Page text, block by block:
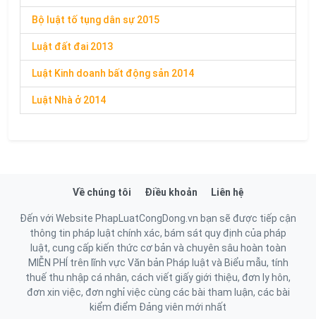
Bộ luật tố tụng dân sự 2015
Luật đất đai 2013
Luật Kinh doanh bất động sản 2014
Luật Nhà ở 2014
Về chúng tôi Điều khoản Liên hệ
Đến với Website PhapLuatCongDong.vn bạn sẽ được tiếp cận
thông tin pháp luật chính xác, bám sát quy định của pháp
luật, cung cấp kiến thức cơ bản và chuyên sâu hoàn toàn
MIỄN PHÍ trên lĩnh vực Văn bản Pháp luật và Biểu mẫu, tính
thuế thu nhập cá nhân, cách viết giấy giới thiệu, đơn ly hôn,
đơn xin việc, đơn nghỉ việc cùng các bài tham luận, các bài
kiểm điểm Đảng viên mới nhất